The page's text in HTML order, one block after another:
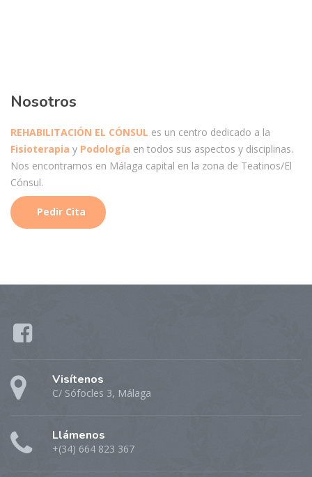
Nosotros
REHABILITACIÓN EL CÓNSUL es un centro dedicado a la
Fisioterapia y Podología en todos sus aspectos y disciplinas.
Nos encontramos en Málaga capital en la zona de Teatinos/El
Cónsul.
Pedir Cita
Visítenos
C/ Sófocles 3, Málaga
Llámenos
+(34) 664 823 367